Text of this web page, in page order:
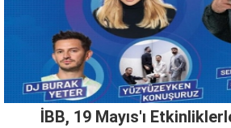
İBB, 19 Mayıs'ı